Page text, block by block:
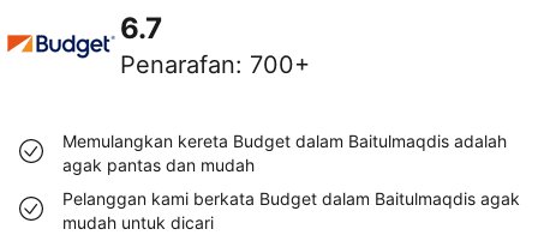
6.7
Penarafan: 700+
Memulangkan kereta Budget dalam Baitulmaqdis adalah
agak pantas dan mudah
Pelanggan kami berkata Budget dalam Baitulmaqdis agak
mudah untuk dicari